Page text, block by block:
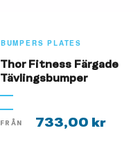
BUMPERS PLATES
Thor Fitness Färgade
Tävlingsbumper
FRÅN 733,00 kr